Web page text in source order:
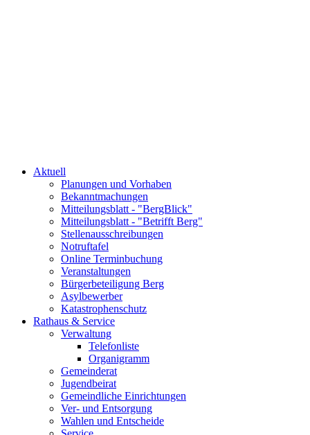
Aktuell
Planungen und Vorhaben
Bekanntmachungen
Mitteilungsblatt - "BergBlick"
Mitteilungsblatt - "Betrifft Berg"
Stellenausschreibungen
Notruftafel
Online Terminbuchung
Veranstaltungen
Bürgerbeteiligung Berg
Asylbewerber
Katastrophenschutz
Rathaus & Service
Verwaltung
Telefonliste
Organigramm
Gemeinderat
Jugendbeirat
Gemeindliche Einrichtungen
Ver- und Entsorgung
Wahlen und Entscheide